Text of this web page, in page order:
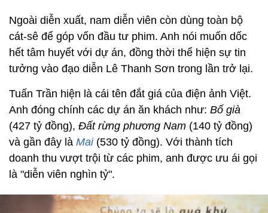
Ngoài diễn xuất, nam diễn viên còn dùng toàn bộ
cát-sê để góp vốn đầu tư phim. Anh nói muốn dốc
hết tâm huyết với dự án, đồng thời thể hiện sự tin
tưởng vào đạo diễn Lê Thanh Sơn trong lần trở lại.
Tuấn Trần hiện là cái tên đắt giá của điện ảnh Việt.
Anh đóng chính các dự án ăn khách như: Bố già
(427 tỷ đồng), Đất rừng phương Nam (140 tỷ đồng)
và gần đây là Mai (530 tỷ đồng). Với thành tích
doanh thu vượt trội từ các phim, anh được ưu ái gọi
là "diễn viên nghìn tỷ".